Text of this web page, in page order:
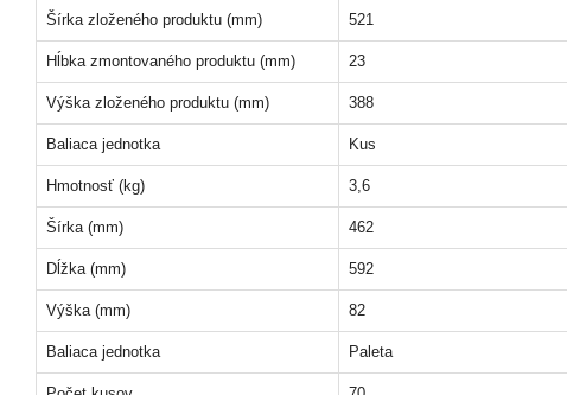
Šírka zloženého produktu (mm) 521
Hĺbka zmontovaného produktu (mm) 23
Výška zloženého produktu (mm) 388
Baliaca jednotka Kus
Hmotnosť (kg) 3,6
Šírka (mm) 462
Dĺžka (mm) 592
Výška (mm) 82
Baliaca jednotka Paleta